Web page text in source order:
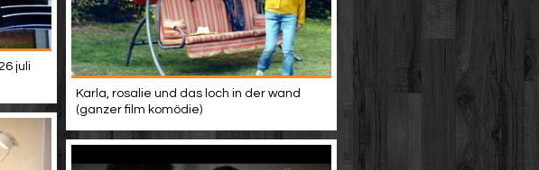
juli
Karla, rosalie und das loch in der wand
(ganzer film komödie)